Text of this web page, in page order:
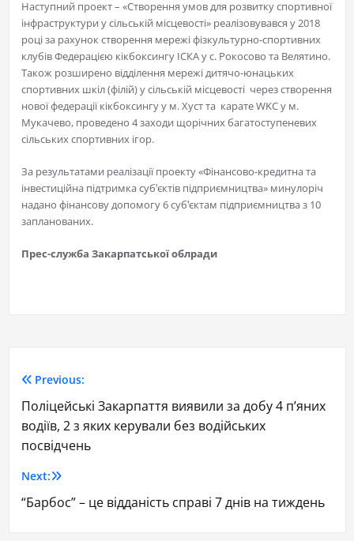
Наступний проект – «Створення умов для розвитку спортивної
інфраструктури у сільській місцевості» реалізовувався у 2018
році за рахунок створення мережі фізкультурно-спортивних
клубів Федерацією кікбоксингу ІСКА у с. Рокосово та Велятино.
Також розширено відділення мережі дитячо-юнацьких
спортивних шкіл (філій) у сільській місцевості через створення
нової федерації кікбоксингу у м. Хуст та карате WKC у м.
Мукачево, проведено 4 заходи щорічних багатоступеневих
сільських спортивних ігор.
За результатами реалізації проекту «Фінансово-кредитна та
інвестиційна підтримка субꞌєктів підприємництва» минулоріч
надано фінансову допомогу 6 субꞌєктам підприємництва з 10
запланованих.
Прес-служба Закарпатської облради
Previous:
Поліцейські Закарпаття виявили за добу 4 п’яних
водіїв, 2 з яких керували без водійських
посвідчень
Next:
“Барбос” – це відданість справі 7 днів на тиждень